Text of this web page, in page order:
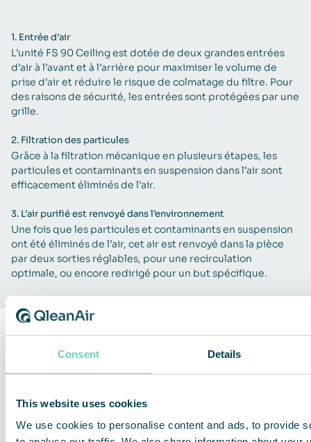
Consent Details
This website uses cookies
We use cookies to personalise content and ads, to provide
1. Entrée d’air
L’unité FS 90 Ceiling est dotée de deux grandes entrées
d’air à l’avant et à l’arrière pour maximiser le volume de
prise d’air et réduire le risque de colmatage du filtre. Pour
des raisons de sécurité, les entrées sont protégées par une
grille.
2. Filtration des particules
Grâce à la filtration mécanique en plusieurs étapes, les
particules et contaminants en suspension dans l’air sont
efficacement éliminés de l’air.
3. L’air purifié est renvoyé dans l’environnement
Une fois que les particules et contaminants en suspension
ont été éliminés de l’air, cet air est renvoyé dans la pièce
par deux sorties réglables, pour une recirculation
optimale, ou encore redirigé pour un but spécifique.
Modèle QleanAir FS 90 Ceiling
Couleur
Dimensions (l x h x
p) 998 × 1323 × 1202 mm